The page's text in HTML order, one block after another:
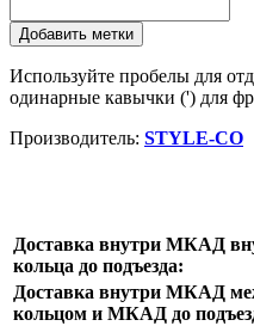
Добавить метки
Используйте пробелы для
одинарные кавычки (') для
Производитель: STYLE-CO
Доставка внутри МКАД
кольца до подъезда:
Доставка внутри МКАД
кольцом и МКАД до